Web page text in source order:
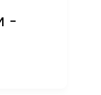
-